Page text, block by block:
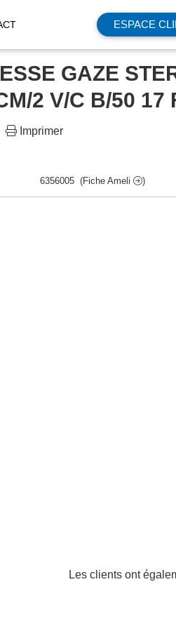
ESPACE
GAZE
2 V/C B/50 17
Imprimer
6356005 (Fiche Ameli )
Les clients ont